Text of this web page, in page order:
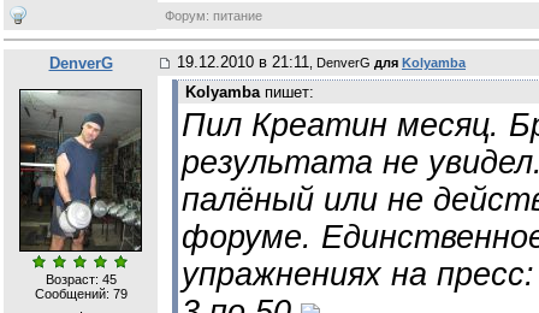
Форум: питание
DenverG 19.12.2010 в 21:11 , DenverG для Kolyamba
Возраст: 45
Сообщений: 79
Kolyambaпишет:
Пил Креатин месяц.
результата не
палёный или не
форуме.
упражнениях на